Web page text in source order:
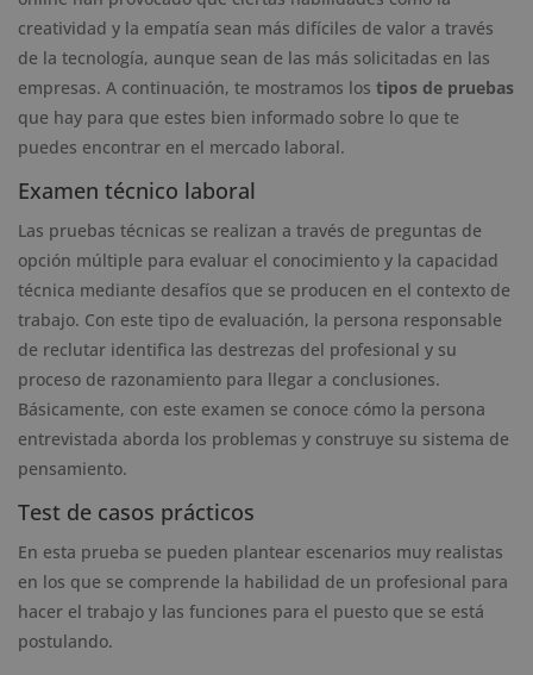
creatividad y la empatía sean más difíciles de valor a través
de la tecnología, aunque sean de las más solicitadas en las
empresas. A continuación, te mostramos los tipos de pruebas
que hay para que estes bien informado sobre lo que te
puedes encontrar en el mercado laboral.
Examen técnico laboral
Las pruebas técnicas se realizan a través de preguntas de
opción múltiple para evaluar el conocimiento y la capacidad
técnica mediante desafíos que se producen en el contexto de
trabajo. Con este tipo de evaluación, la persona responsable
de reclutar identifica las destrezas del profesional y su
proceso de razonamiento para llegar a conclusiones.
Básicamente, con este examen se conoce cómo la persona
entrevistada aborda los problemas y construye su sistema de
pensamiento.
Test de casos prácticos
En esta prueba se pueden plantear escenarios muy realistas
en los que se comprende la habilidad de un profesional para
hacer el trabajo y las funciones para el puesto que se está
postulando.